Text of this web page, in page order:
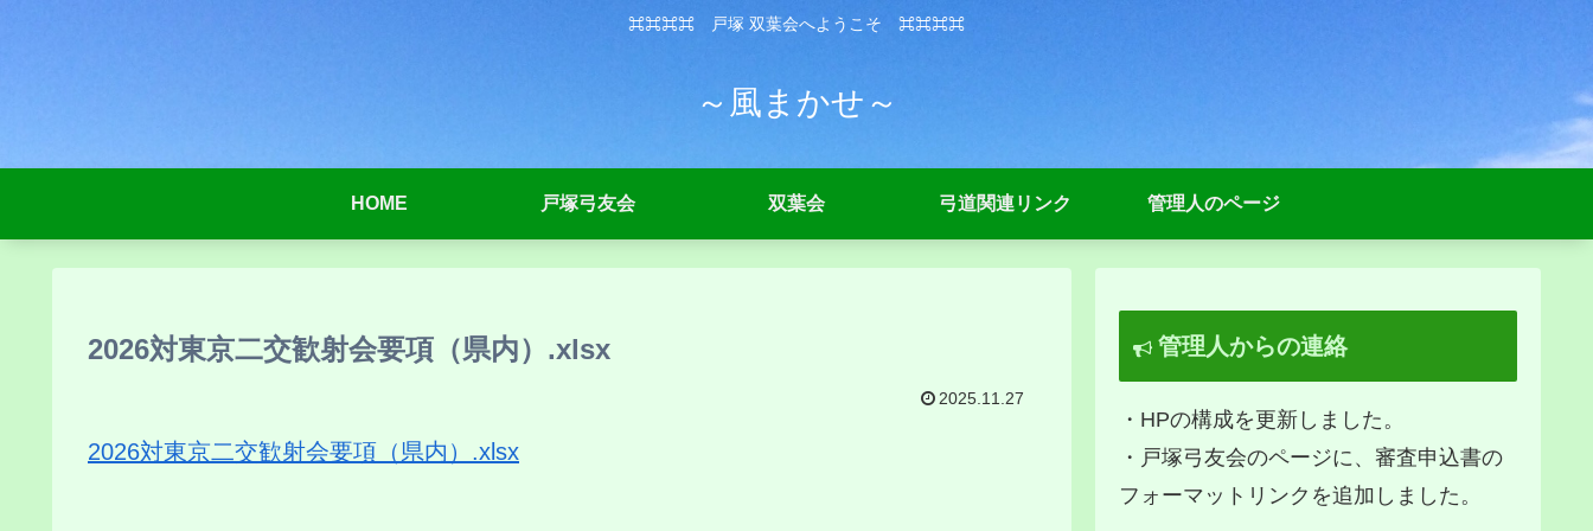
⌘⌘⌘⌘ 戸塚 双葉会へようこそ ⌘⌘⌘⌘
～風まかせ～
HOME 戸塚弓友会 双葉会 弓道関連リンク 管理人のページ
2026対東京二交歓射会要項（県内）.xlsx
2025.11.27
2026対東京二交歓射会要項（県内）.xlsx
管理人からの連絡
・HPの構成を更新しました。
・戸塚弓友会のページに、審査申込書の
フォーマットリンクを追加しました。